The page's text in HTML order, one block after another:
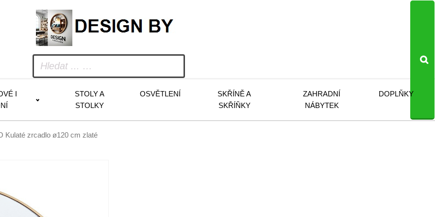
I
STOLY A
STOLKY
OSVĚTLENÍ
SKŘÍNĚ A
SKŘÍŇKY
ZAHRADNÍ
NÁBYTEK
DOPLŇKY
Kulaté zrcadlo ø120 cm zlaté